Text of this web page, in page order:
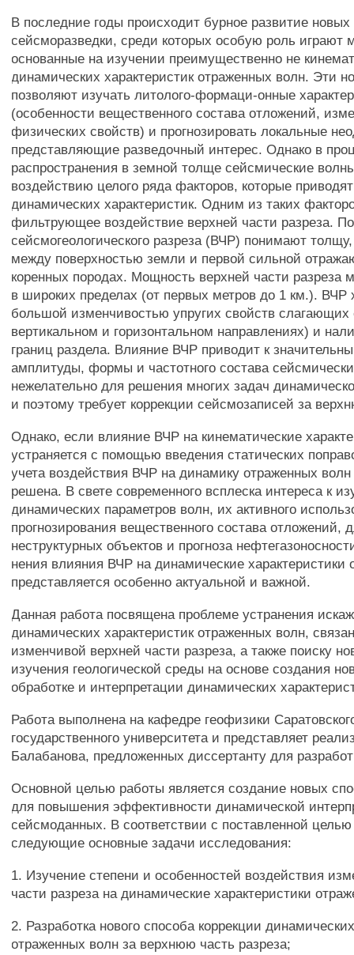
В последние годы происходит бурное развитие
сейсморазведки, среди которых особую роль играют
основанные на изучении преимущественно не
динамических характеристик отраженных волн. Эти
позволяют изучать литолого-формаци-онные
(особенности вещественного состава отложений,
физических свойств) и прогнозировать локальные
представляющие разведочный интерес. Однако в
распространения в земной толще сейсмические
воздействию целого ряда факторов, которые
динамических характеристик. Одним из таких
фильтрующее воздействие верхней части разреза.
сейсмогеологического разреза (ВЧР) понимают толщу,
между поверхностью земли и первой сильной
коренных породах. Мощность верхней части разреза
в широких пределах (от первых метров до 1 км.). ВЧР
большой изменчивостью упругих свойств слагающих
вертикальном и горизонтальном направлениях) и
границ раздела. Влияние ВЧР приводит к
амплитуды, формы и частотного состава
нежелательно для решения многих задач
и поэтому требует коррекции сейсмозаписей за
Однако, если влияние ВЧР на кинематические
устраняется с помощью введения статических
учета воздействия ВЧР на динамику отраженных
решена. В свете современного всплеска интереса к
динамических параметров волн, их активного
прогнозирования вещественного состава отложений,
неструктурных объектов и прогноза
нения влияния ВЧР на динамические характеристики
представляется особенно актуальной и важной.
Данная работа посвящена проблеме устранения
динамических характеристик отраженных волн,
изменчивой верхней части разреза, а также поиску
изучения геологической среды на основе создания
обработке и интерпретации динамических
Работа выполнена на кафедре геофизики
государственного университета и представляет
Балабанова, предложенных диссертанту для
Основной целью работы является создание новых
для повышения эффективности динамической
сейсмоданных. В соответствии с поставленной
следующие основные задачи исследования:
1. Изучение степени и особенностей воздействия
части разреза на динамические характеристики
2. Разработка нового способа коррекции
отраженных волн за верхнюю часть разреза;